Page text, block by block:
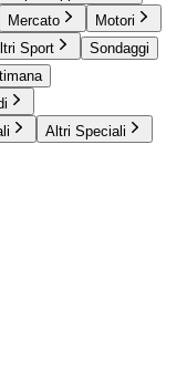
Mercato
Motori
Sport
Sondaggi
Altri Speciali